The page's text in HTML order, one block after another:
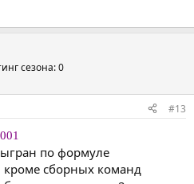
сезона: 0
#13
по формуле
сборных команд